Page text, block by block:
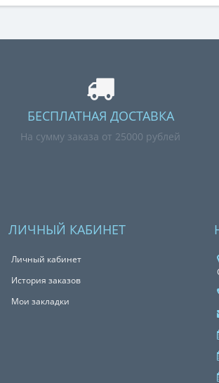
БЕСПЛАТНАЯ ДОСТАВКА
На сумму заказа от 25000 рублей
ЛИЧНЫЙ КАБИНЕТ
Личный кабинет
История заказов
Мои закладки